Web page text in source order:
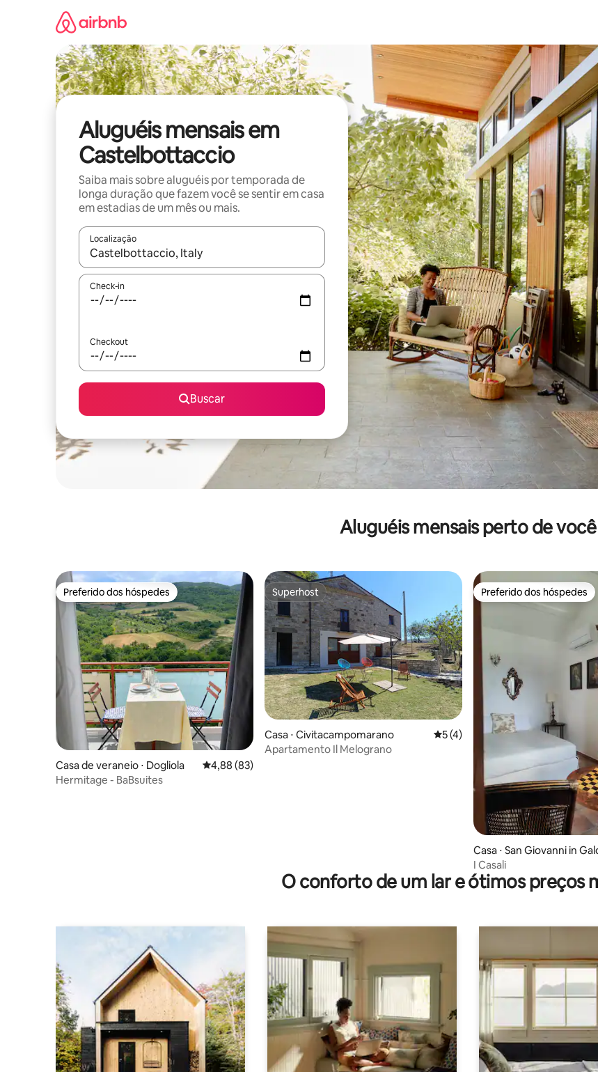
Aluguéis mensais em
Castelbottaccio
Saiba mais sobre aluguéis por temporada de
longa duração que fazem você se sentir em casa
em estadias de um mês ou mais.
Localização
Quando os resultados estiverem disponíveis, explore-os usando as seta para cima e para baixo do teclado ou
Check-in
Checkout
Buscar
Aluguéis mensais perto de você
Preferido dos hóspedes
Preferido dos hóspedes
Casa de veraneio ⋅ Dogliola 4,88 de uma avaliação média de 5, 83 avaliações
4,88 (83)
Hermitage - BaBsuites
Superhost
Superhost
Casa ⋅ Civitacampomarano 5 de uma avaliação média de 5, 4
5 (4)
Apartamento Il Melograno
Preferido dos hóspedes
Preferido dos hóspedes
Casa ⋅ San Giovanni in
I Casali
O conforto de um lar e ótimos preços